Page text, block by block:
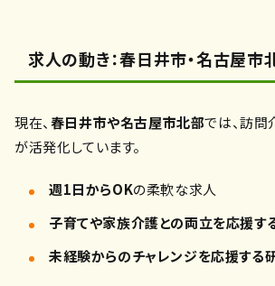
求人の動き：春日井市・名古屋市
現在、春日井市や名古屋市北部では、訪問
が活発化しています。
週1日からOKの柔軟な求人
子育てや家族介護との両立を応援す
未経験からのチャレンジを応援する